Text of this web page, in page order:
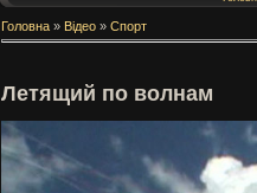
Головна » Відео » Спорт
Летящий по волнам